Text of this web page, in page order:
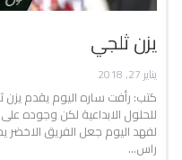
يزن ثلجي
يناير 27, 2018
كتب: رأفت ساره اليوم يقدم يزن
للحلول الابداعية لكن وجوده
لفهد اليوم جعل الفريق
راس…